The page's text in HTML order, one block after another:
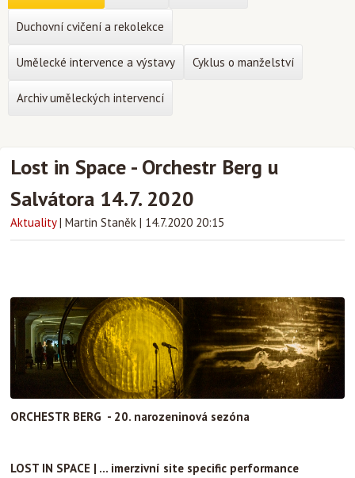
Lost in Space - Orchestr Berg u
Salvátora 14.7. 2020
Aktuality | Martin Staněk | 14.7.2020 20:15
ORCHESTR BERG - 20. narozeninová sezóna
LOST IN SPACE | … imerzivní site specific performance
Duchovní cvičení a rekolekce
Umělecké intervence a výstavy Cyklus o manželství
Archiv uměleckých intervencí